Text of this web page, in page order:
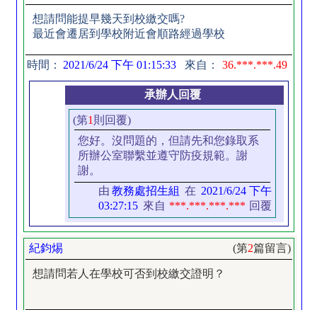
想請問能提早幾天到校繳交嗎?
最近會遷居到學校附近會順路經過學校
時間： 2021/6/24 下午 01:15:33 來自： 36.***.***.49
承辦人回覆
(第1 則回覆)
您好。沒問題的，但請先和您錄取系
所辦公室聯繫並遵守防疫規範。謝
謝。
由 教務處招生組 在 2021/6/24 下午
03:27:15 來自 ***.***.***.*** 回覆
紀鈞焬 (第2篇留言)
想請問若人在學校可否到校繳交證明？